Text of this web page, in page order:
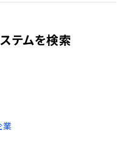
テムを検索
業